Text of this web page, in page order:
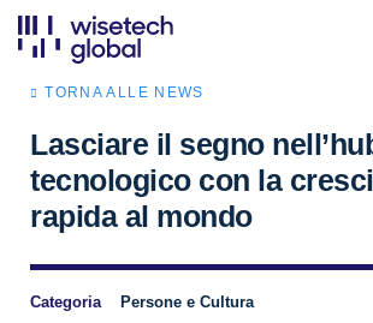
TORNA ALLE NEWS
Lasciare il segno
tecnologico con la
rapida al mondo
Categoria
Persone e Cultura